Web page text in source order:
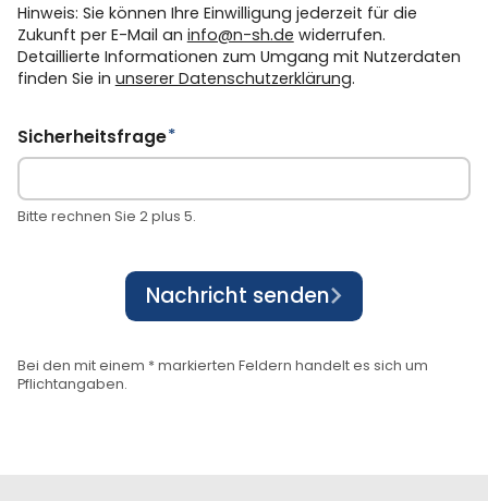
Hinweis: Sie können Ihre Einwilligung jederzeit für die
Zukunft per E-Mail an info@n-sh.de widerrufen.
Detaillierte Informationen zum Umgang mit Nutzerdaten
finden Sie in unserer Datenschutzerklärung.
Pflichtfeld
Sicherheitsfrage*
Bitte rechnen Sie 2 plus 5.
Nachricht senden
Bei den mit einem * markierten Feldern handelt es sich um
Pflichtangaben.